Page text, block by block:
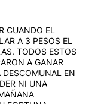
VAYAN TODOS!!
CUANDO EL
A 3 PESOS EL
TODOS ESTOS
A GANAR
EN
NI UNA